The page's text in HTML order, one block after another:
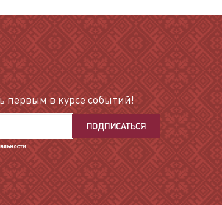
первым в курсе событий!
ПОДПИСАТЬСЯ